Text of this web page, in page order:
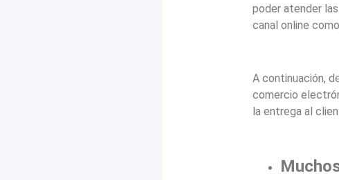
poder atender
canal online
A continuación,
comercio
la entrega al